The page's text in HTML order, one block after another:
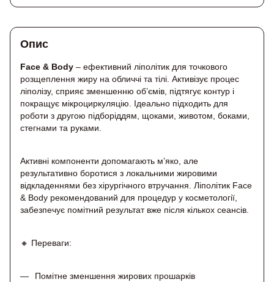
Опис
Face & Body – ефективний ліполітик для точкового
розщеплення жиру на обличчі та тілі. Активізує процес
ліполізу, сприяє зменшенню об’ємів, підтягує контур і
покращує мікроциркуляцію. Ідеально підходить для
роботи з другою підборіддям, щоками, животом, боками,
стегнами та руками.
Активні компоненти допомагають м’яко, але
результативно боротися з локальними жировими
відкладеннями без хірургічного втручання. Ліполітик Face
& Body рекомендований для процедур у косметології,
забезпечує помітний результат вже після кількох сеансів.
🔸 Переваги:
Помітне зменшення жирових прошарків